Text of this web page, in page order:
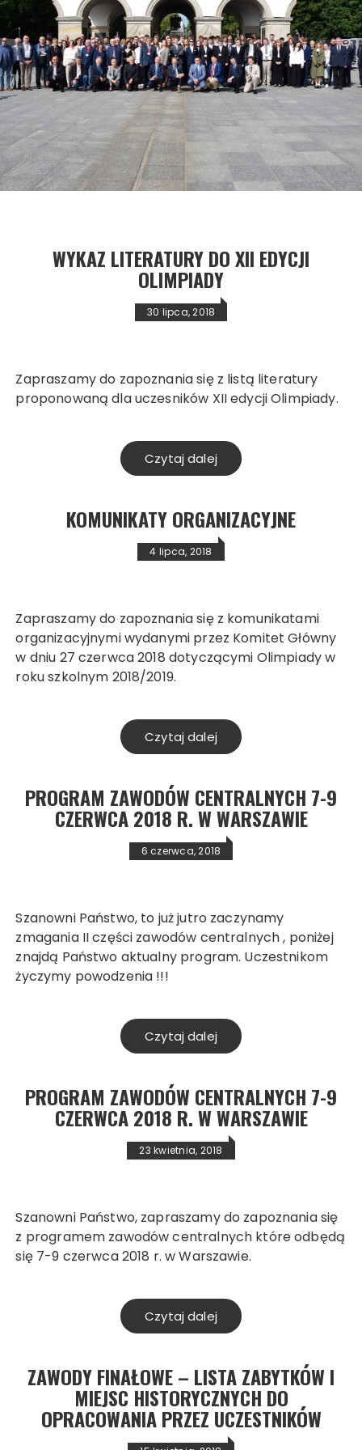
SLIDER
FINALIŚCI XV OGÓLNOPOLSKIEJ OLIMPIADY
PRZEDMIOTOWEJ POD GROBEM NIEZNANEGO
ŻOŁNIERZA
27 marca, 2021 przezadmin
WYKAZ LITERATURY DO XII EDYCJI
OLIMPIADY
30 lipca, 2018
Zapraszamy do zapoznania się z listą literatury
proponowaną dla uczesników XII edycji Olimpiady.
Czytaj dalej
KOMUNIKATY ORGANIZACYJNE
4 lipca, 2018
Zapraszamy do zapoznania się z komunikatami
organizacyjnymi wydanymi przez Komitet Główny
w dniu 27 czerwca 2018 dotyczącymi Olimpiady w
roku szkolnym 2018/2019.
Czytaj dalej
PROGRAM ZAWODÓW CENTRALNYCH 7-9
CZERWCA 2018 R. W WARSZAWIE
6 czerwca, 2018
Szanowni Państwo, to już jutro zaczynamy
zmagania II części zawodów centralnych , poniżej
znajdą Państwo aktualny program. Uczestnikom
życzymy powodzenia !!!
Czytaj dalej
PROGRAM ZAWODÓW CENTRALNYCH 7-9
CZERWCA 2018 R. W WARSZAWIE
23 kwietnia, 2018
Szanowni Państwo, zapraszamy do zapoznania się
z programem zawodów centralnych które odbędą
się 7-9 czerwca 2018 r. w Warszawie.
Czytaj dalej
ZAWODY FINAŁOWE – LISTA ZABYTKÓW I
MIEJSC HISTORYCZNYCH DO
OPRACOWANIA PRZEZ UCZESTNIKÓW